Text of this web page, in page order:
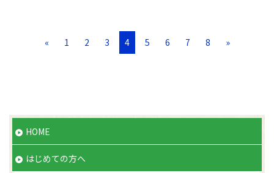
«
1 2 3 4 5 6 7 8 »
HOME
はじめての方へ